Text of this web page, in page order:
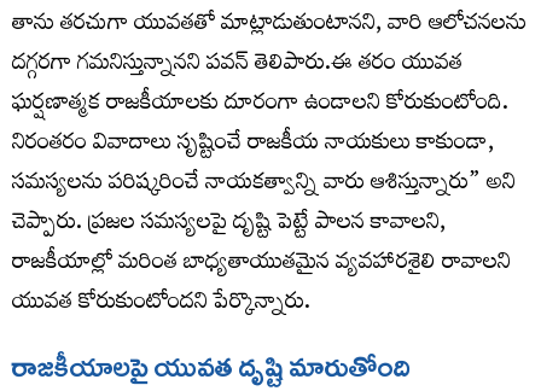
తాను తరచుగా యువతతో మాట్లాడుతుంటానని, వారి ఆలోచనలను
దగ్గరగా గమనిస్తున్నానని పవన్ తెలిపారు.ఈ తరం యువత
ఘర్షణాత్మక రాజకీయాలకు దూరంగా ఉండాలని కోరుకుంటోంది.
నిరంతరం వివాదాలు సృష్టించే రాజకీయ నాయకులు కాకుండా,
సమస్యలను పరిష్కరించే నాయకత్వాన్ని వారు ఆశిస్తున్నారు” అని
చెప్పారు. ప్రజల సమస్యలపై దృష్టి పెట్టే పాలన కావాలని,
రాజకీయాల్లో మరింత బాధ్యతాయుతమైన వ్యవహారశైలి రావాలని
యువత కోరుకుంటోందని పేర్కొన్నారు.
రాజకీయాలపై యువత దృష్టి మారుతోంది